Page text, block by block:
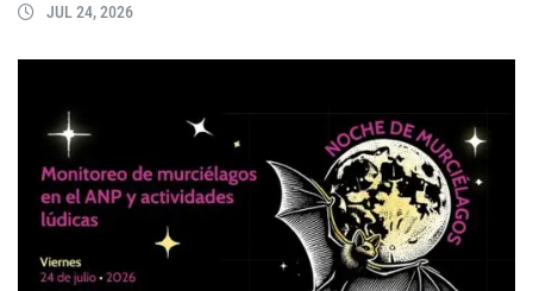
JUL 24, 2026